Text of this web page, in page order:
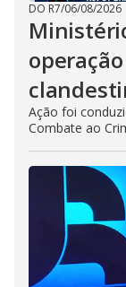
DO R7/06/08/2026
Ação foi
Combate ao